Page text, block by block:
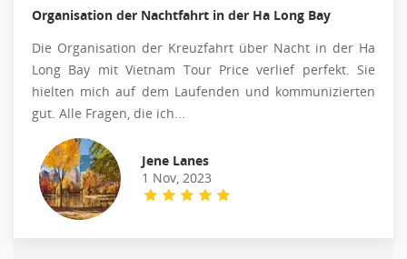
Organisation der Nachtfahrt in der Ha Long Bay
Die Organisation der Kreuzfahrt über Nacht in der Ha
Long Bay mit Vietnam Tour Price verlief perfekt. Sie
hielten mich auf dem Laufenden und kommunizierten
gut. Alle Fragen, die ich...
Jene Lanes
1 Nov, 2023